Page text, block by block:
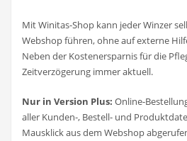
Mit Winitas-Shop kann jeder Winzer
Webshop führen, ohne auf externe
Neben der Kostenersparnis für die
Zeitverzögerung immer aktuell.
Nur in Version Plus: Online-
aller Kunden-, Bestell- und
Mausklick aus dem Webshop